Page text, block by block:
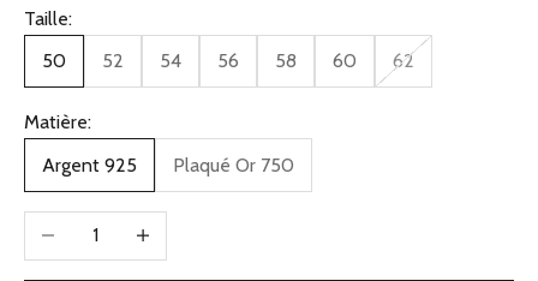
Taille:
50
52 54 56 58 60 62
Matière:
Argent 925
Plaqué Or 750
Diminuer la quantitéAugmenter la quantité